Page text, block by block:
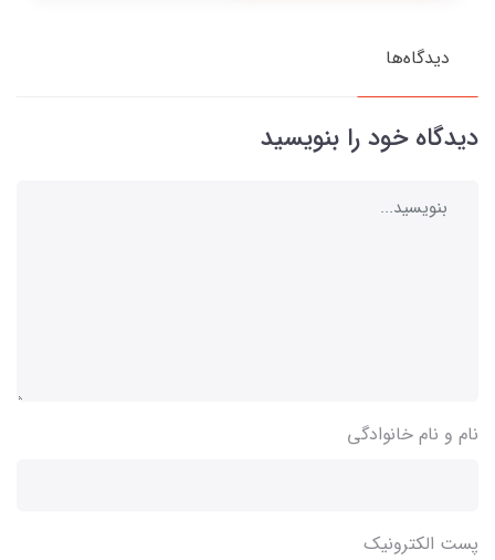
دیدگاه‌ها
دیدگاه خود را بنویسید
نام و نام خانوادگی
پست الکترونیک